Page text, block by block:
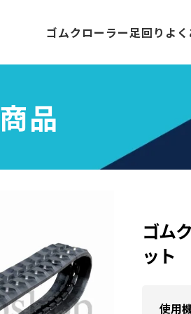
ゴムクローラー足回り よ
商品
ゴム
ット
使用